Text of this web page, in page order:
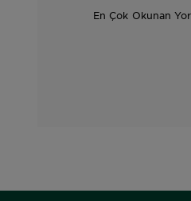
En Çok Okunan